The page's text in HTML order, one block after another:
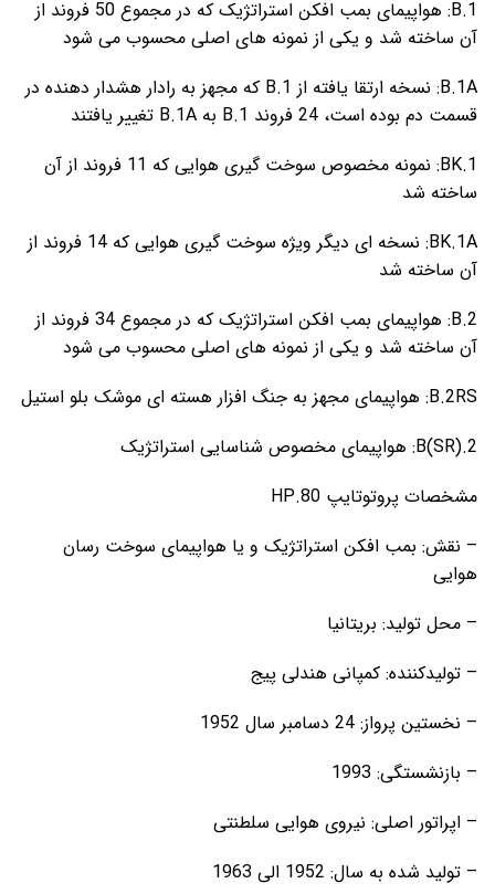
B.1: هواپیمای بمب افکن استراتژیک که در مجموع 50 فروند از
آن ساخته شد و یکی از نمونه های اصلی محسوب می شود
B.1A: نسخه ارتقا یافته از B.1 که مجهز به رادار هشدار دهنده در
قسمت دم بوده است، 24 فروند B.1 به B.1A تغییر یافتند
BK.1: نمونه مخصوص سوخت گیری هوایی که 11 فروند از آن
ساخته شد
BK.1A: نسخه ای دیگر ویژه سوخت گیری هوایی که 14 فروند از
آن ساخته شد
B.2: هواپیمای بمب افکن استراتژیک که در مجموع 34 فروند از
آن ساخته شد و یکی از نمونه های اصلی محسوب می شود
B.2RS: هواپیمای مجهز به جنگ افزار هسته ای موشک بلو استیل
B(SR).2: هواپیمای مخصوص شناسایی استراتژیک
مشخصات پروتوتایپ HP.80
– نقش: بمب افکن استراتژیک و یا هواپیمای سوخت رسان
هوایی
– محل تولید: بریتانیا
– تولیدکننده: کمپانی هندلی پیج
– نخستین پرواز: 24 دسامبر سال 1952
– بازنشستگی: 1993
– اپراتور اصلی: نیروی هوایی سلطنتی
– تولید شده به سال: 1952 الی 1963